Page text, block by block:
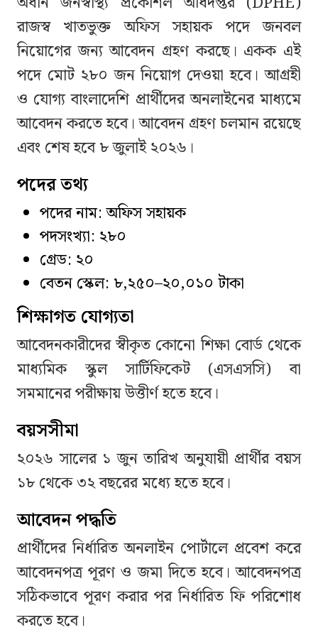
রাজস্ব খাতভুক্ত অফিস সহায়ক পদে জনবল
নিয়োগের জন্য আবেদন গ্রহণ করছে। একক এই
পদে মোট ২৮০ জন নিয়োগ দেওয়া হবে। আগ্রহী
ও যোগ্য বাংলাদেশি প্রার্থীদের অনলাইনের মাধ্যমে
আবেদন করতে হবে। আবেদন গ্রহণ চলমান রয়েছে
এবং শেষ হবে ৮ জুলাই ২০২৬।
পদের তথ্য
পদের নাম: অফিস সহায়ক
পদসংখ্যা: ২৮০
গ্রেড: ২০
বেতন স্কেল: ৮,২৫০–২০,০১০ টাকা
শিক্ষাগত যোগ্যতা
আবেদনকারীদের স্বীকৃত কোনো শিক্ষা বোর্ড থেকে
মাধ্যমিক স্কুল সার্টিফিকেট (এসএসসি) বা
সমমানের পরীক্ষায় উত্তীর্ণ হতে হবে।
বয়সসীমা
২০২৬ সালের ১ জুন তারিখ অনুযায়ী প্রার্থীর বয়স
১৮ থেকে ৩২ বছরের মধ্যে হতে হবে।
আবেদন পদ্ধতি
প্রার্থীদের নির্ধারিত অনলাইন পোর্টালে প্রবেশ করে
আবেদনপত্র পূরণ ও জমা দিতে হবে। আবেদনপত্র
সঠিকভাবে পূরণ করার পর নির্ধারিত ফি পরিশোধ
করতে হবে।